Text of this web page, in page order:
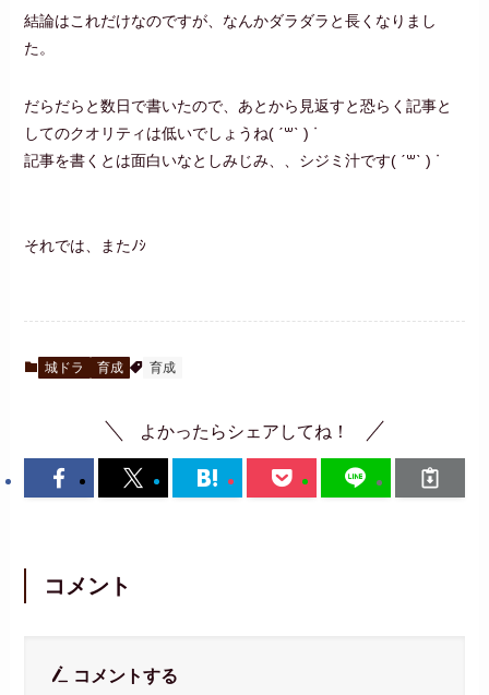
結論はこれだけなのですが、なんかダラダラと長くなりまし
た。
だらだらと数日で書いたので、あとから見返すと恐らく記事と
してのクオリティは低いでしょうね( ˊ꒳ˋ ) ᐝ
記事を書くとは面白いなとしみじみ、、シジミ汁です( ˊ꒳ˋ ) ᐝ
それでは、またﾉｼ
城ドラ 育成 育成
よかったらシェアしてね！
コメント
コメントする